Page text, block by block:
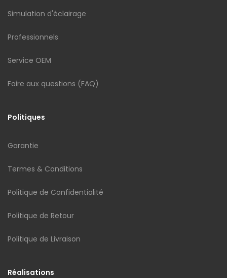
Simulation d'éclairage
Professionnels
Service OEM
Foire aux questions (FAQ)
Politiques
Garantie
Termes & Conditions
Politique de Confidentialité
Politique de Retour
Politique de Livraison
Réalisations